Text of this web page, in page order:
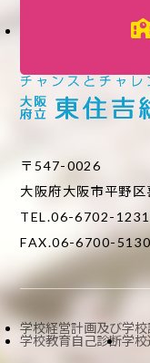
〒547-0026
大阪府大阪市平野
TEL.06-6702-1231
FAX.06-6700-5130
学校経営計画及び学
学校教育自己診断学